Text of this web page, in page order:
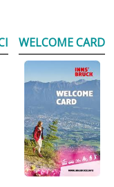
WELCOME CARD